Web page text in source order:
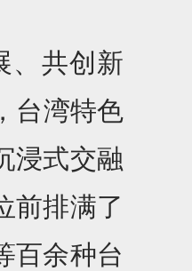
、共创新
台湾特色
浸式交融
前排满了
百余种台